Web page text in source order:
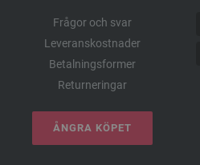
Frågor och svar
Leveranskostnader
Betalningsformer
Returneringar
ÅNGRA KÖPET